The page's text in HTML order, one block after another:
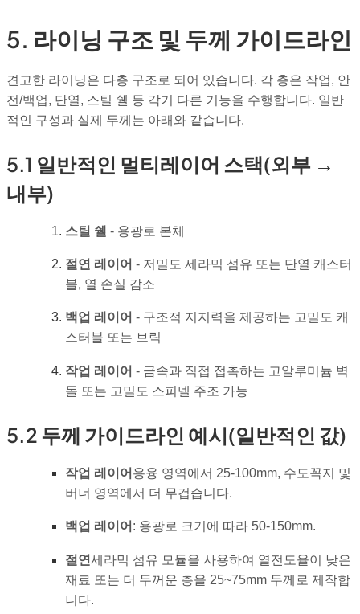
5. 라이닝 구조 및 두께 가이드라인
견고한 라이닝은 다층 구조로 되어 있습니다. 각 층은 작업, 안
전/백업, 단열, 스틸 쉘 등 각기 다른 기능을 수행합니다. 일반
적인 구성과 실제 두께는 아래와 같습니다.
5.1 일반적인 멀티레이어 스택(외부 →
내부)
스틸 쉘 - 용광로 본체
절연 레이어 - 저밀도 세라믹 섬유 또는 단열 캐스터
블, 열 손실 감소
백업 레이어 - 구조적 지지력을 제공하는 고밀도 캐
스터블 또는 브릭
작업 레이어 - 금속과 직접 접촉하는 고알루미늄 벽
돌 또는 고밀도 스피넬 주조 가능
5.2 두께 가이드라인 예시(일반적인 값)
작업 레이어 용융 영역에서 25-100mm, 수도꼭지 및
버너 영역에서 더 무겁습니다.
백업 레이어 : 용광로 크기에 따라 50-150mm.
절연세라믹 섬유 모듈을 사용하여 열전도율이 낮은
재료 또는 더 두꺼운 층을 25~75mm 두께로 제작합
니다.